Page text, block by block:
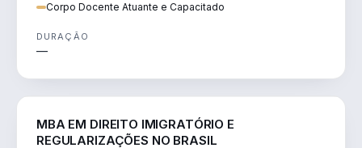
Corpo Docente Atuante e Capacitado
DURAÇÃO
—
MBA EM DIREITO IMIGRATÓRIO E
REGULARIZAÇÕES NO BRASIL